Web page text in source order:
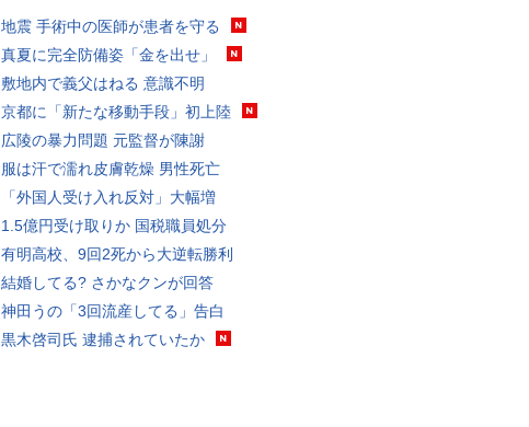
地震 手術中の医師が患者を守る
真夏に完全防備姿「金を出せ」
敷地内で義父はねる 意識不明
京都に「新たな移動手段」初上陸
広陵の暴力問題 元監督が陳謝
服は汗で濡れ皮膚乾燥 男性死亡
「外国人受け入れ反対」大幅増
1.5億円受け取りか 国税職員処分
有明高校、9回2死から大逆転勝利
結婚してる? さかなクンが回答
神田うの「3回流産してる」告白
黒木啓司氏 逮捕されていたか